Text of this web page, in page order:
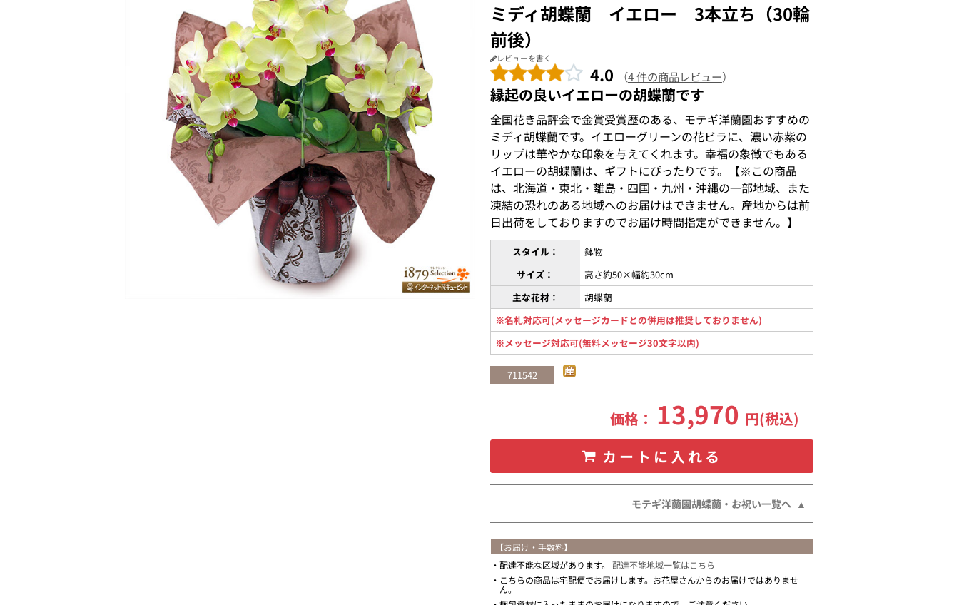
ミディ胡蝶蘭 イエロー 3本立ち（30輪
前後）
レビューを書く
4.0 （4 件の商品レビュー）
縁起の良いイエローの胡蝶蘭です
全国花き品評会で金賞受賞歴のある、モテギ洋蘭園おすすめの
ミディ胡蝶蘭です。イエローグリーンの花ビラに、濃い赤紫の
リップは華やかな印象を与えてくれます。幸福の象徴でもある
イエローの胡蝶蘭は、ギフトにぴったりです。【※この商品
は、北海道・東北・離島・四国・九州・沖縄の一部地域、また
凍結の恐れのある地域へのお届けはできません。産地からは前
日出荷をしておりますのでお届け時間指定ができません。】
スタイル：
鉢物
サイズ：
高さ約50×幅約30cm
主な花材：
胡蝶蘭
※名札対応可(メッセージカードとの併用は推奨しておりません)
※メッセージ対応可(無料メッセージ30文字以内)
711542
価格： 13,970 円(税込)
カートに入れる
モテギ洋蘭園胡蝶蘭・お祝い一覧へ
【お届け・手数料】
配達不能な区域があります。 配達不能地域一覧はこちら
こちらの商品は宅配便でお届けします。お花屋さんからのお届けではありませ
ん。